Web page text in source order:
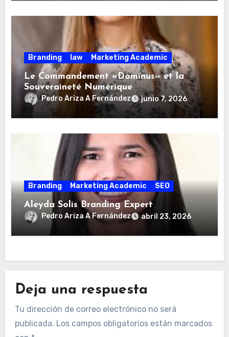
Branding law Marketing Academic
Le Commandement «Dominus» et la
Souveraineté Numérique
Pedro Ariza A Fernández junio 7, 2026
Branding Marketing Academic SEO
Aleyda Solis Branding Expert
Pedro Ariza A Fernández abril 23, 2026
Deja una respuesta
Tu dirección de correo electrónico no será
publicada. Los campos obligatorios están marcados